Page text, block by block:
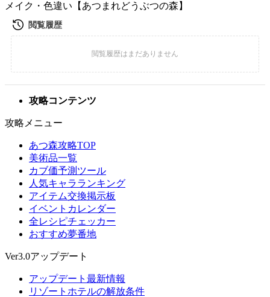
メイク・色違い【あつまれどうぶつの森】
攻略コンテンツ
攻略メニュー
あつ森攻略TOP
美術品一覧
カブ価予測ツール
人気キャラランキング
アイテム交換掲示板
イベントカレンダー
全レシピチェッカー
おすすめ夢番地
Ver3.0アップデート
アップデート最新情報
リゾートホテルの解放条件